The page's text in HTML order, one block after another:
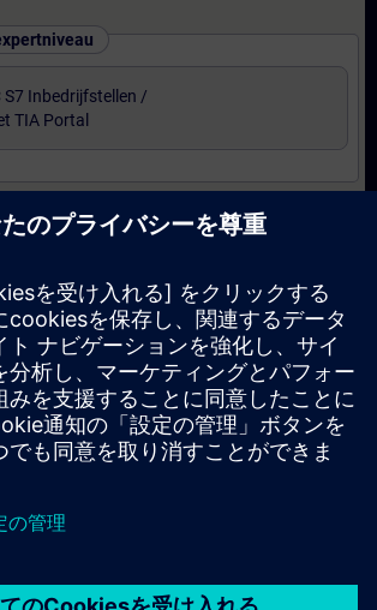
S7 Inbedrijfstellen /
TIA Portal
Service Technician
Service Technician met